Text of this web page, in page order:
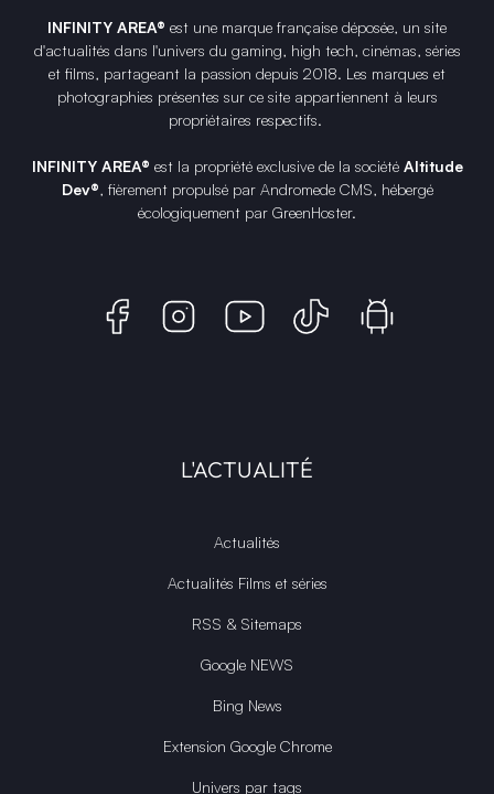
INFINITY AREA® est une marque française déposée, un site
d'actualités dans l'univers du gaming, high tech, cinémas, séries
et films, partageant la passion depuis 2018. Les marques et
photographies présentes sur ce site appartiennent à leurs
propriétaires respectifs.
INFINITY AREA® est la propriété exclusive de la société Altitude
Dev®, fièrement propulsé par Andromede CMS, hébergé
écologiquement par GreenHoster.
L'ACTUALITÉ
Actualités
Actualités Films et séries
RSS & Sitemaps
Google NEWS
Bing News
Extension Google Chrome
Univers par tags